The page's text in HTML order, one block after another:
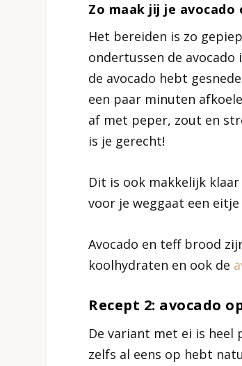
Zo maak jij je
Het bereiden is zo
ondertussen de
de avocado hebt
een paar minuten
af met peper, zout en
is je gerecht!
Dit is ook makkelijk
voor je weggaat een
Avocado en teff brood
koolhydraten en ook de
Recept 2: avocado
De variant met ei is heel
zelfs al eens op hebt